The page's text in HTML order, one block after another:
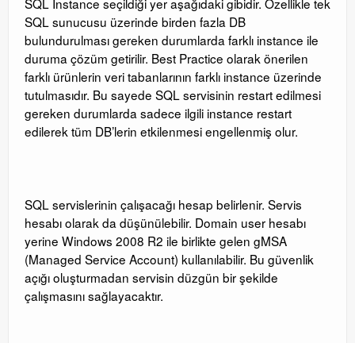
SQL sunucusu üzerinde birden fazla DB
bulundurulması gereken durumlarda farklı instance ile
duruma çözüm getirilir. Best Practice olarak önerilen
farklı ürünlerin veri tabanlarının farklı instance üzerinde
tutulmasıdır. Bu sayede SQL servisinin restart edilmesi
gereken durumlarda sadece ilgili instance restart
edilerek tüm DB’lerin etkilenmesi engellenmiş olur.
SQL servislerinin çalışacağı hesap belirlenir. Servis
hesabı olarak da düşünülebilir. Domain user hesabı
yerine Windows 2008 R2 ile birlikte gelen gMSA
(Managed Service Account) kullanılabilir. Bu güvenlik
açığı oluşturmadan servisin düzgün bir şekilde
çalışmasını sağlayacaktır.